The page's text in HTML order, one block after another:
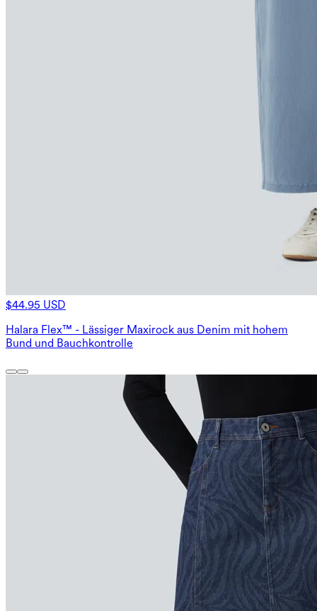
$44.95 USD
Halara Flex™ - Lässiger Maxirock aus Denim mit hohem
Bund und Bauchkontrolle